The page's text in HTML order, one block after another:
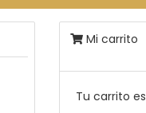
Mi carrito
Tu carrito